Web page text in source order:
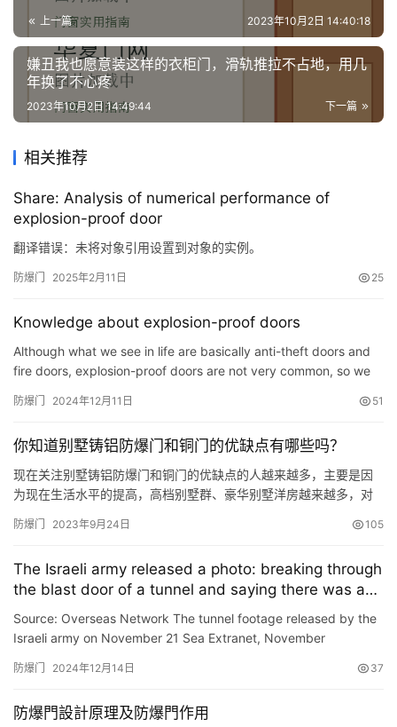
上一篇 2023年10月2日 14:40:18
嫌丑我也愿意装这样的衣柜门，滑轨推拉不占地，用几
年换了不心疼
下一篇
2023年10月2日 14:49:44
相关推荐
Share: Analysis of numerical performance of
explosion-proof door
翻译错误：未将对象引用设置到对象的实例。
防爆门 2025年2月11日 25
Knowledge about explosion-proof doors
Although what we see in life are basically anti-theft doors and
fire doors, explosion-proof doors are not very common, so we
防爆门 2024年12月11日 51
你知道别墅铸铝防爆门和铜门的优缺点有哪些吗？
现在关注别墅铸铝防爆门和铜门的优缺点的人越来越多，主要是因
为现在生活水平的提高，高档别墅群、豪华别墅洋房越来越多，对
以及别墅铜门的优缺点关注度越来越高。今天就为大家简单的说下
墅铸铝防爆门耐高温，具有超强的防火、防潮与抗撞击性能。原装
进口重型…
防爆门 2023年9月24日 105
The Israeli army released a photo: breaking through
the blast door of a tunnel and saying there was a
Hamas command center inside
Source: Overseas Network The tunnel footage released by the
Israeli army on November 21 Sea Extranet, November
22nd, the Isr…
防爆门 2024年12月14日 37
防爆門設計原理及防爆門作用